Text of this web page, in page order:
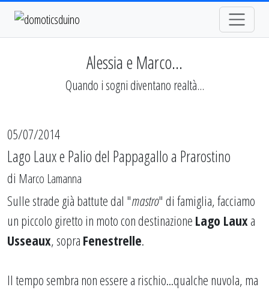
Alessia e Marco...
Quando i sogni diventano realtà...
05/07/2014
Lago Laux e Palio del Pappagallo a Prarostino
di Marco Lamanna
Sulle strade già battute dal "mastro" di famiglia, facciamo
un piccolo giretto in moto con destinazione Lago Lauxa
Usseaux, sopra Fenestrelle.
Il tempo sembra non essere a rischio...qualche nuvola, ma